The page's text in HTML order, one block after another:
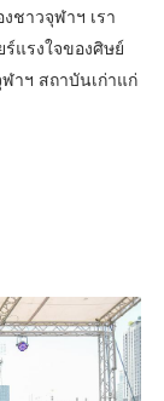
ชาวจุฬาฯ เรา
แรงใจของศิษย์
าฯ สถาบันเก่าแก่